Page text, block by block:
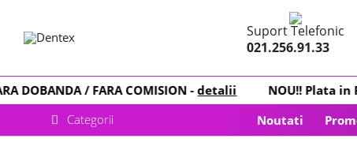
Suport Telefonic
021.256.91.33
DOBANDA/ FARA COMISION -detalii NOU!! Plata in
Categorii
Noutati